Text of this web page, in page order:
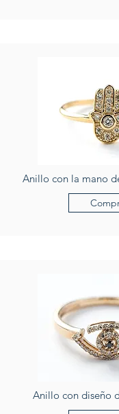
Anillo con la mano
Anillo con diseño